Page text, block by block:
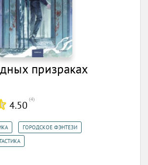
призраках
4.50 (4)
ГОРОДСКОЕ ФЭНТЕЗИ